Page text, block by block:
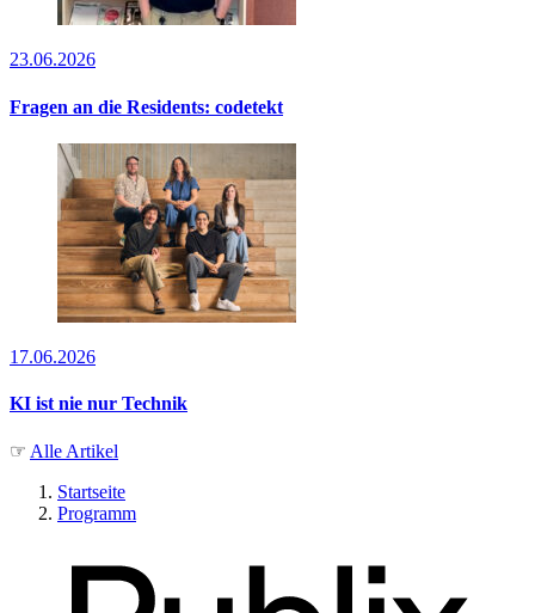
23.06.2026
Fragen an die Residents: codetekt
17.06.2026
KI ist nie nur Technik
☞ Alle Artikel
Startseite
Programm